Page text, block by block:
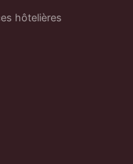
hôtelières